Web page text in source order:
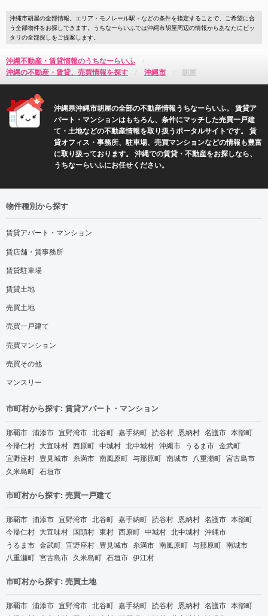
沖縄市胡屋の全部情報。エリア・モノレール駅・などの条件を指定することで、ご希望に合
う全部物件をお探しできます。うちなーらいふでは沖縄市胡屋周辺の情報からあなたにピッ
タリの全部探しをご提案します。
沖縄不動産・賃貸情報のうちなーらいふ
沖縄の不動産・賃貸、売買情報を探す
沖縄市 胡屋
沖縄県沖縄市胡屋の全部の不動産情報うちなーらいふ。 賃貸ア
パート・マンションはもちろん、条件にマッチした売買一戸建
て・土地などの不動産情報を取り扱うポータルサイトです。 賃
貸オフィス・事務所、駐車場、売買マンションなどの情報も豊富
に取り扱っております。 沖縄での賃貸・不動産をお探しなら、
うちなーらいふにお任せください。
物件種別から探す
賃貸アパート・マンション
賃店舗・賃事務所
賃貸駐車場
賃貸土地
売買土地
売買一戸建て
売買マンション
売買その他
マンスリー
市町村から探す: 賃貸アパート・マンション
那覇市 浦添市 宜野湾市 北谷町 嘉手納町 読谷村 恩納村 名護市 本部町
今帰仁村 大宜味村 西原町 中城村 北中城村 沖縄市 うるま市 金武町
宜野座村 豊見城市 糸満市 南風原町 与那原町 南城市 八重瀬町 宮古島市
久米島町 石垣市
市町村から探す: 売買一戸建て
那覇市 浦添市 宜野湾市 北谷町 嘉手納町 読谷村 恩納村 名護市 本部町
今帰仁村 大宜味村 国頭村 東村 西原町 中城村 北中城村 沖縄市
うるま市 金武町 宜野座村 豊見城市 糸満市 南風原町 与那原町 南城市
八重瀬町 宮古島市 久米島町 石垣市 伊江村
市町村から探す: 売買土地
那覇市 浦添市 宜野湾市 北谷町 嘉手納町 読谷村 恩納村 名護市 本部町